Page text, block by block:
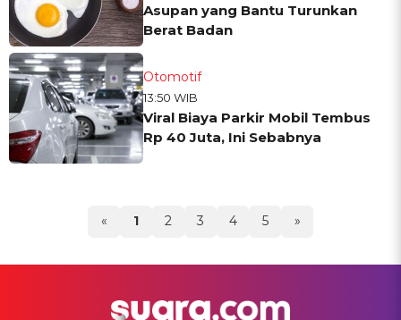
Asupan yang Bantu Turunkan
Berat Badan
Otomotif
13:50 WIB
Viral Biaya Parkir Mobil Tembus
Rp 40 Juta, Ini Sebabnya
« 1 2 3 4 5 »